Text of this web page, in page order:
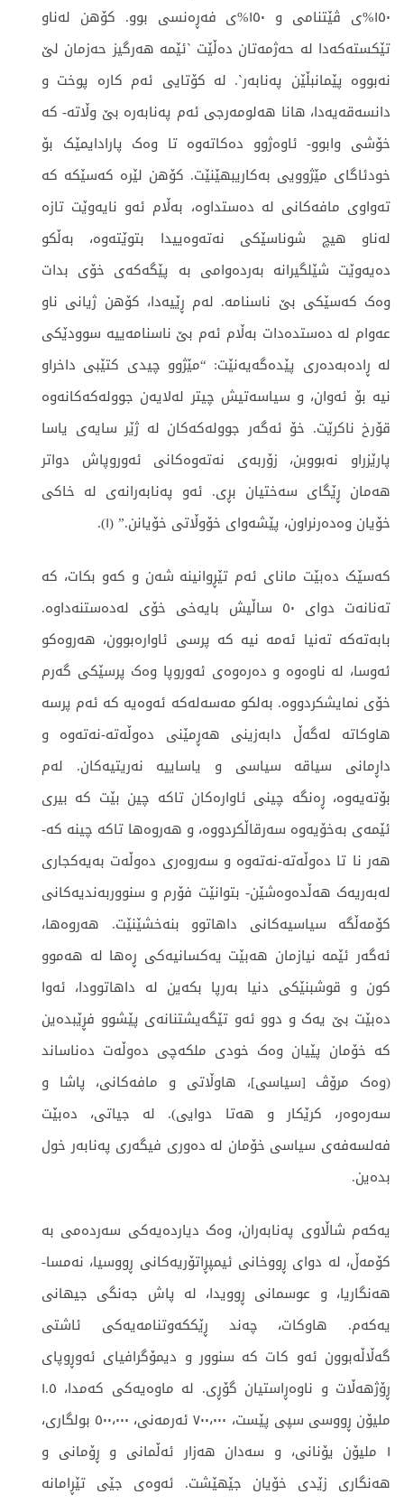
١٥٠%ی ڤێتنامی و ١٥٠%ی فەڕەنسی بوو. کۆهن لەناو
تێکستەکەدا لە حەژمەتان دەڵێت `ئێمە هەرگیز حەزمان لێ
نەبووە پێمانبڵێن پەنابەر`. لە کۆتایی ئەم کارە پوخت و
دانسەقەیەدا، هانا هەلومەرجی ئەم پەنابەرە بێ وڵاتە- کە
خۆشی وابوو- ئاوەژوو دەکاتەوە تا وەک پارادایمێک بۆ
خودئاگای مێژوویی بەکاریبهێنێت. کۆهن لێرە کەسێکە کە
تەواوی مافەکانی لە دەستداوە، بەڵام ئەو نایەوێت تازە
لەناو هیچ شوناسێکی نەتەوەییدا بتوێتەوە، بەڵکو
دەیەوێت شێلگیرانە بەردەوامی بە پێگەکەی خۆی بدات
وەک کەسێکی بێ ناسنامە. لەم ڕێیەدا، کۆهن ژیانی ناو
عەوام لە دەستدەدات بەڵام ئەم بێ ناسنامەییە سوودێکی
لە ڕادەبەدەری پێدەگەیەنێت: “مێژوو چیدی کتێبی داخراو
نیە بۆ ئەوان، و سیاسەتیش چیتر لەلایەن جوولەکەکانەوە
قۆرخ ناکرێت. خۆ ئەگەر جوولەکەکان لە ژێر سایەی یاسا
پارێزراو نەبووبن، زۆربەی نەتەوەکانی ئەوروپاش دواتر
هەمان ڕێگای سەختیان بڕی. ئەو پەنابەرانەی لە خاکی
خۆیان وەدەرنراون، پێشەوای خۆوڵاتی خۆیانن.” (١).
کەسێک دەبێت مانای ئەم تێڕوانینە شەن و کەو بکات، کە
تەنانەت دوای ٥٠ ساڵیش بایەخی خۆی لەدەستنەداوە.
بابەتەکە تەنیا ئەمە نیە کە پرسی ئاوارەبوون، هەروەکو
ئەوسا، لە ناوەوە و دەرەوەی ئەوروپا وەک پرسێکی گەرم
خۆی نمایشکردووە. بەلکو مەسەلەکە ئەوەیە کە ئەم پرسە
هاوکاتە لەگەڵ دابەزینی هەڕمێنی دەوڵەتە-نەتەوە و
داڕمانی سیاقە سیاسی و یاساییە نەریتیەکان. لەم
بۆتەیەوە، ڕەنگە چینی ئاوارەکان تاکە چین بێت کە بیری
ئێمەی بەخۆیەوە سەرقاڵکردووە، و هەروەها تاکە چینە کە-
هەر نا تا دەوڵەتە-نەتەوە و سەروەری دەوڵەت بەیەکجاری
لەبەریەک هەڵدەوەشێن- بتوانێت فۆرم و سنووربەندیەکانی
کۆمەڵگە سیاسیەکانی داهاتوو بنەخشێنێت. هەروەها،
ئەگەر ئێمە نیازمان هەبێت یەکسانیەکی ڕەها لە هەموو
کون و قوشبنێکی دنیا بەرپا بکەین لە داهاتوودا، ئەوا
دەبێت بێ یەک و دوو ئەو تێگەیشتنانەی پێشوو فڕێبدەین
کە خۆمان پێیان وەک خودی ملکەچی دەوڵەت دەناساند
(وەک مرۆڤ [سیاسی]، هاوڵاتی و مافەکانی، پاشا و
سەرەوەر، کرێکار و هەتا دوایی). لە جیاتی، دەبێت
فەلسەفەی سیاسی خۆمان لە دەوری فیگەری پەنابەر خول
بدەین.
یەکەم شاڵاوی پەنابەران، وەک دیاردەیەکی سەردەمی بە
کۆمەڵ، لە دوای ڕووخانی ئیمپڕاتۆریەکانی ڕووسیا، نەمسا-
هەنگاریا، و عوسمانی ڕوویدا، لە پاش جەنگی جیهانی
یەکەم. هاوکات، چەند ڕێککەوتنامەیەکی ئاشتی
گەڵاڵەبوون ئەو کات کە سنوور و دیمۆگرافیای ئەوڕوپای
ڕۆژهەڵات و ناوەڕاستیان گۆڕی. لە ماوەیەکی کەمدا، ١.٥
ملیۆن ڕووسی سپی پێست، ٧٠٠،٠٠٠ ئەرمەنی، ٥٠٠،٠٠٠ بولگاری،
١ ملیۆن یۆنانی، و سەدان هەزار ئەڵمانی و ڕۆمانی و
هەنگاری زێدی خۆیان جێهێشت. ئەوەی جێی تێڕامانە